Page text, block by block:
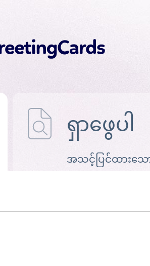
ရှာဖွေပါ
အသင့်ပြင်ထားသေ